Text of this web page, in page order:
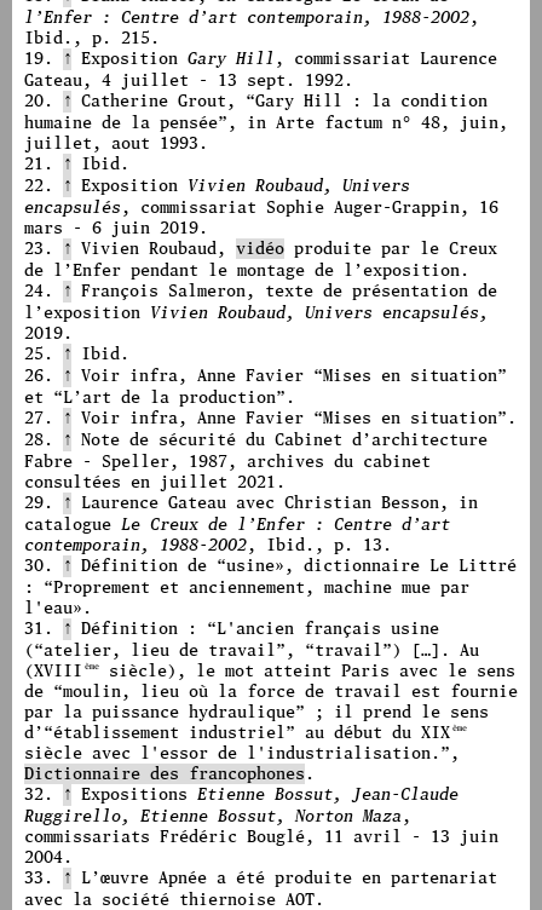
l’Enfer : Centre d’art contemporain, 1988-2002,
Ibid., p. 215.
19.
↑
Exposition Gary Hill , commissariat Laurence
Gateau, 4 juillet - 13 sept. 1992.
20.
↑
Catherine Grout, “Gary Hill : la condition
humaine de la pensée” , in Arte factum n° 48, juin,
juillet, aout 1993.
21.
↑
Ibid.
22.
↑
Exposition Vivien Roubaud, Univers
encapsulés , commissariat Sophie Auger-Grappin, 16
mars - 6 juin 2019.
23.
↑
Vivien Roubaud, vidéoproduite par le Creux
de l’Enfer pendant le montage de l’exposition.
24.
↑
François Salmeron, texte de présentation de
l’exposition Vivien Roubaud, Univers encapsulés,
2019.
25.
↑
Ibid.
26.
↑
Voir infra, Anne Favier “Mises en situation”
et “L’art de la production” .
27.
↑
Voir infra, Anne Favier “Mises en situation” .
28.
↑
Note de sécurité du Cabinet d’architecture
Fabre - Speller, 1987, archives du cabinet
consultées en juillet 2021.
29.
↑
Laurence Gateau avec Christian Besson, in
catalogue Le Creux de l’Enfer : Centre d’art
contemporain, 1988-2002, Ibid., p. 13.
30.
↑
Définition de “usine», dictionnaire Le Littré
: “Proprement et anciennement, machine mue par
l'eau».
31.
↑
Définition : “L'ancien français usine
(“atelier, lieu de travail ” , “travail ”) […]. Au
(XVIII èmesiècle), le mot atteint Paris avec le sens
de “moulin, lieu où la force de travail est fournie
par la puissance hydraulique” ; il prend le sens
d’“établissement industriel ” au début du XIX ème
siècle avec l'essor de l'industrialisation. ” ,
Dictionnaire des francophones .
32.
↑
Expositions Etienne Bossut, Jean-Claude
Ruggirello, Etienne Bossut, Norton Maza ,
commissariats Frédéric Bouglé, 11 avril - 13 juin
2004.
33.
↑
L’œuvre Apnée a été produite en partenariat
avec la société thiernoise AOT.